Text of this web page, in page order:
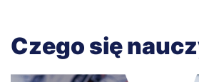
Czego się